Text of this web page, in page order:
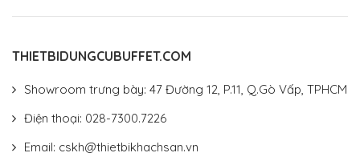
THIETBIDUNGCUBUFFET.COM
Showroom trưng bày: 47 Đường 12, P.11, Q.Gò Vấp, TPHCM
Điện thoại: 028-7300.7226
Email: cskh@thietbikhachsan.vn